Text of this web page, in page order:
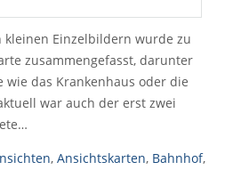
kleinen Einzelbildern wurde zu
zusammengefasst, darunter
wie das Krankenhaus oder die
war auch der erst zwei
, Ansichtskarten, Bahnhof,